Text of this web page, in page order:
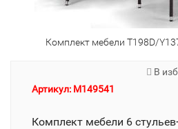
Комплект мебели T198D/
В
Артикул: M149541
Комплект мебели 6